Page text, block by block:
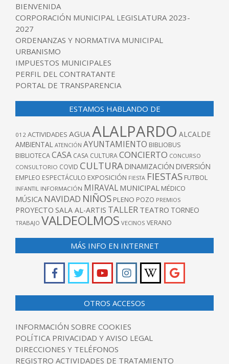
BIENVENIDA
CORPORACIÓN MUNICIPAL LEGISLATURA 2023-
2027
ORDENANZAS Y NORMATIVA MUNICIPAL
URBANISMO
IMPUESTOS MUNICIPALES
PERFIL DEL CONTRATANTE
PORTAL DE TRANSPARENCIA
ESTAMOS HABLANDO DE
012 ACTIVIDADES AGUA ALALPARDO ALCALDE
AMBIENTAL ATENCIÓN AYUNTAMIENTO BIBLIOBUS
BIBLIOTECACASA CASA CULTURACONCIERTO CONCURSO
CONSULTORIO COVID CULTURA DINAMIZACIÓN DIVERSIÓN
EMPLEO ESPECTÁCULO EXPOSICIÓN FIESTA FIESTAS FUTBOL
INFANTIL INFORMACIÓN MIRAVAL MUNICIPAL MÉDICO
MÚSICA NAVIDAD NIÑOS PLENO POZO PREMIOS
PROYECTO SALA AL-ARTIS TALLER TEATRO TORNEO
TRABAJO VALDEOLMOS VECINOS VERANO
MÁS INFO EN INTERNET
OTROS ACCESOS
INFORMACIÓN SOBRE COOKIES
POLÍTICA PRIVACIDAD Y AVISO LEGAL
DIRECCIONES Y TELÉFONOS
REGISTRO ACTIVIDADES DE TRATAMIENTO